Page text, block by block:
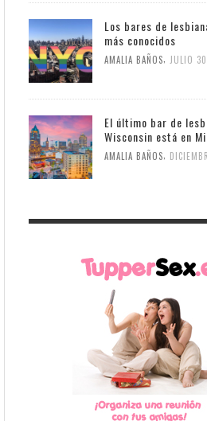
Los bares de
más conocidos
AMALIA BAÑOS JULIO
El último bar de
Wisconsin está en
AMALIA BAÑOS